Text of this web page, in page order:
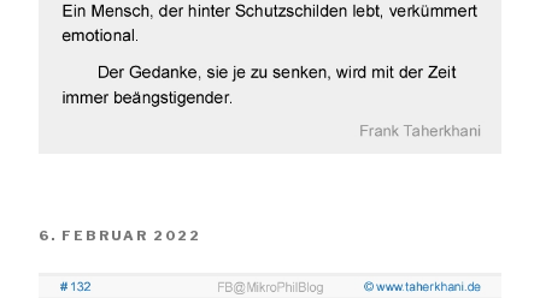
VERÖFFENTLICHT
6. FEBRUAR 2022